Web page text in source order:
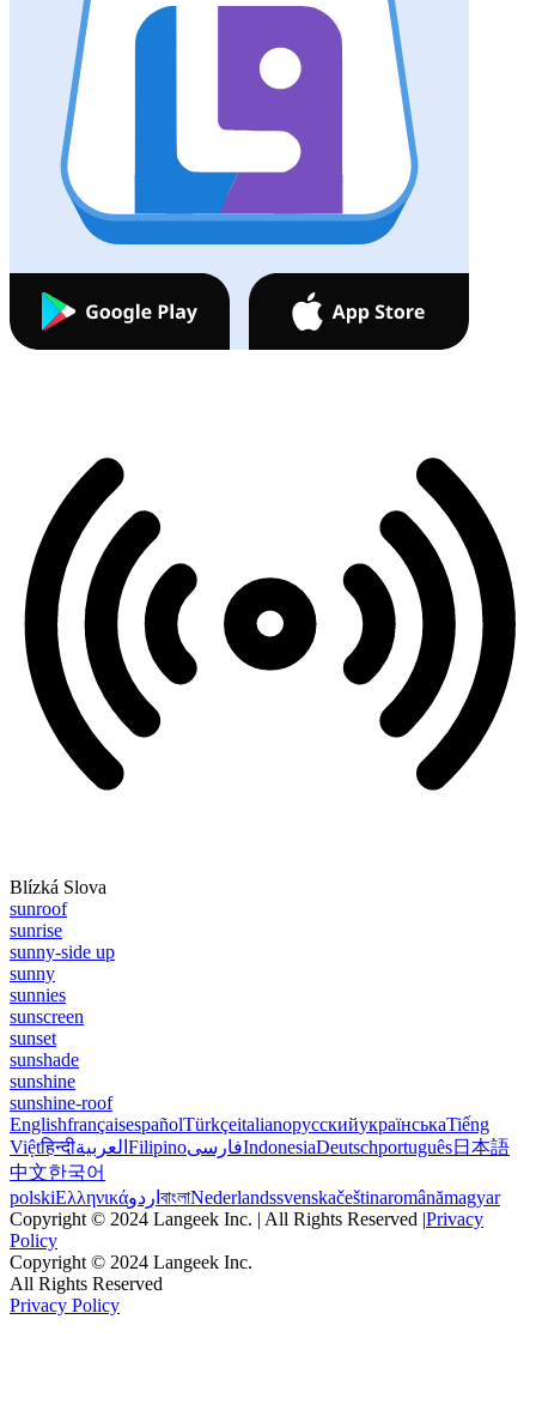
Blízká Slova
sunroof
sunrise
sunny-side up
sunny
sunnies
sunscreen
sunset
sunshade
sunshine
sunshine-roof
EnglishfrançaisespañolTürkçeitalianoрусскийукраїнськаTiếng
Việtहिन्दीالعربية FilipinoفارسیIndonesiaDeutschportuguês日本語
中文한국어
polskiΕλληνικάاردو বাংলাNederlandssvenskačeštinaromânămagyar
Copyright © 2024 Langeek Inc. | All Rights Reserved |Privacy
Policy
Copyright © 2024 Langeek Inc.
All Rights Reserved
Privacy Policy